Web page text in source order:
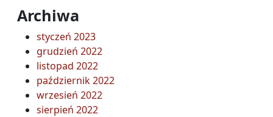
Archiwa
styczeń 2023
grudzień 2022
listopad 2022
październik 2022
wrzesień 2022
sierpień 2022